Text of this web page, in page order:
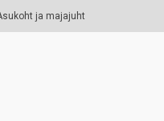
ja majajuht